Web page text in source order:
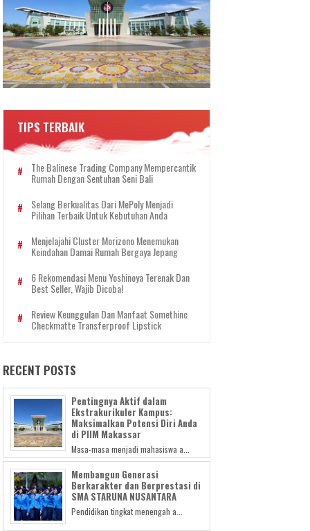
TIPS TERBAIK
The Balinese Trading Company Mempercantik
Rumah Dengan Sentuhan Seni Bali
Selang Berkualitas Dari MePoly Menjadi
Pilihan Terbaik Untuk Kebutuhan Anda
Menjelajahi Cluster Morizono Menemukan
Keindahan Damai Rumah Bergaya Jepang
6 Rekomendasi Menu Yoshinoya Terenak Dan
Best Seller, Wajib Dicoba!
Review Keunggulan Dan Manfaat Somethinc
Checkmatte Transferproof Lipstick
RECENT POSTS
Pentingnya Aktif dalam
Ekstrakurikuler Kampus:
Maksimalkan Potensi Diri Anda
di PIIM Makassar
Masa-masa menjadi mahasiswa a...
Membangun Generasi
Berkarakter dan Berprestasi di
SMA STARUNA NUSANTARA
Pendidikan tingkat menengah a...